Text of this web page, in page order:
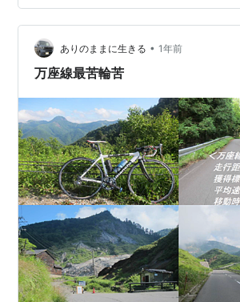
下の動画内にまとめましたので、見る
ね（動画とブログ両方やるのが面倒にな
形式？とします．．．）。
中…
ありのままに生きる • 1年前
万座線最苦輪苦